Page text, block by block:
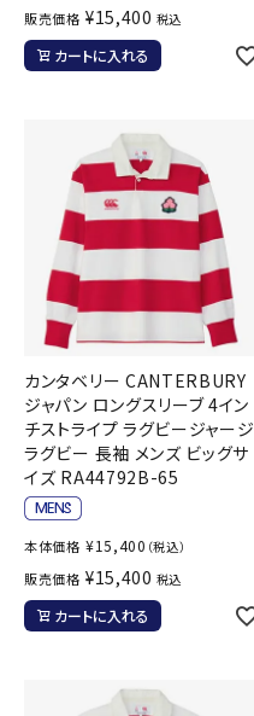
販売価格 ¥15,400 税込
カートに入れる
カンタベリー CANTERBURY
ジャパン ロングスリーブ 4イン
チストライプ ラグビージャージ
ラグビー 長袖 メンズ ビッグサ
イズ RA44792B-65
本体価格 ¥15,400 （税込）
販売価格 ¥15,400 税込
カートに入れる